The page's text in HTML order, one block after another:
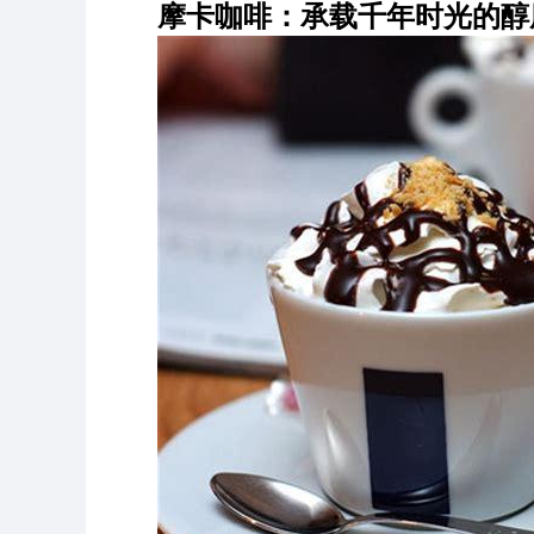
摩卡咖啡：承载千年时光的